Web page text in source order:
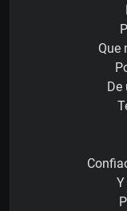
Que